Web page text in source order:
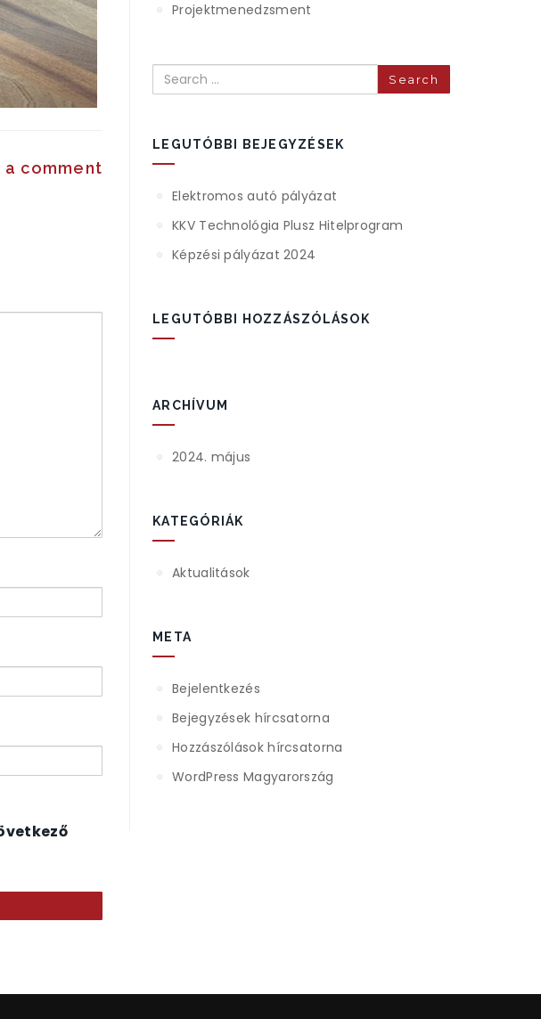
a comment
Projektmenedzsment
Search
LEGUTÓBBI BEJEGYZÉSEK
Elektromos autó pályázat
KKV Technológia Plusz Hitelprogram
Képzési pályázat 2024
LEGUTÓBBI HOZZÁSZÓLÁSOK
ARCHÍVUM
2024. május
KATEGÓRIÁK
Aktualitások
META
Bejelentkezés
Bejegyzések hírcsatorna
Hozzászólások hírcsatorna
WordPress Magyarország